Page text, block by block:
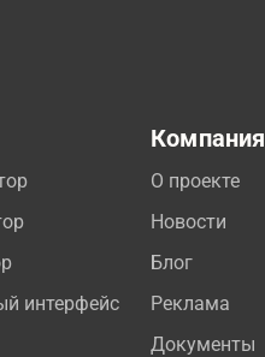
интерфейс
Компания
О проекте
Новости
Блог
Реклама
Документы